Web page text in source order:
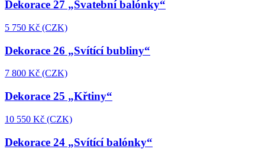
Dekorace 27 „Svatební balónky“
5 750 Kč (CZK)
Dekorace 26 „Svítící bubliny“
7 800 Kč (CZK)
Dekorace 25 „Křtiny“
10 550 Kč (CZK)
Dekorace 24 „Svítící balónky“